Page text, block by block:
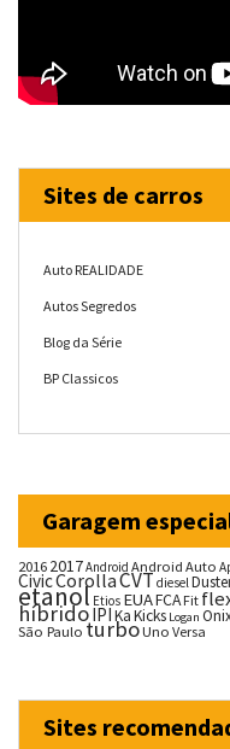
Sites de carros
Auto REALIDADE
Autos Segredos
Blog da Série
BP Classicos
Garagem
20162017Android Android Auto
CivicCorollaCVTdiesel
etanol Etios EUAFCA Fit
híbridoIPIKaKicks Logan
São Paulo turboUno Versa
Sites